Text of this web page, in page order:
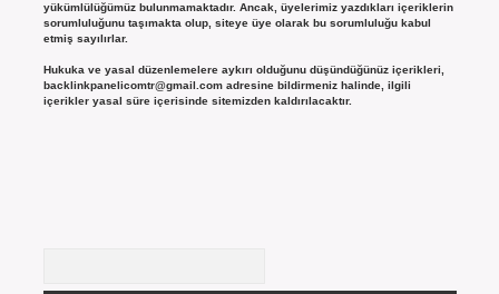
yükümlülüğümüz bulunmamaktadır. Ancak, üyelerimiz yazdıkları içeriklerin
sorumluluğunu taşımakta olup, siteye üye olarak bu sorumluluğu kabul
etmiş sayılırlar.
Hukuka ve yasal düzenlemelere aykırı olduğunu düşündüğünüz içerikleri,
backlinkpanelicomtr@gmail.comadresine bildirmeniz halinde, ilgili
içerikler yasal süre içerisinde sitemizden kaldırılacaktır.